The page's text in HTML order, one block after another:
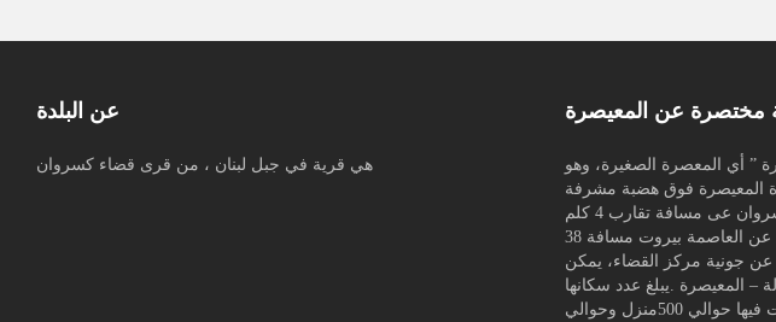
عن البلدة
هي قرية في جبل لبنان ، من قرى قضاء كسروان
مختصرة عن المعيصرة
” أي المعصرة الصغيرة، وهو
المعيصرة فوق هضبة مشرفة
عى البحر تقع المعيصرة في قضاء كسروان عى مسافة تقارب 4 كلم
تقريباً من بلدة العقيبة الساحلية ,وتبعد عن العاصمة بيروت مسافة 38
الشمال, كما تبعد 20 كلم عن جونية مركز القضاء، يمكن
– المعيصرة .يبلغ عدد سكانها
الحالي حوالي 4000 نسمة وعدد البيوت فيها حوالي 500منزل وحوالي